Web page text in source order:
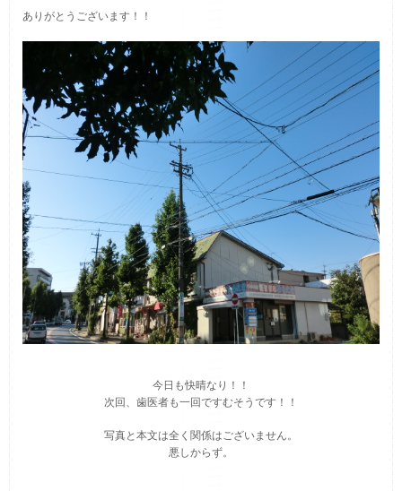
ありがとうございます！！
今日も快晴なり！！
次回、歯医者も一回ですむそうです！！
写真と本文は全く関係はございません。
悪しからず。